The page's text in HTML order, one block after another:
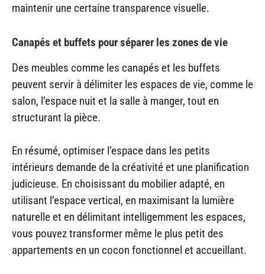
maintenir une certaine transparence visuelle.
Canapés et buffets pour séparer les zones de vie
Des meubles comme les canapés et les buffets
peuvent servir à délimiter les espaces de vie, comme le
salon, l’espace nuit et la salle à manger, tout en
structurant la pièce.
En résumé, optimiser l’espace dans les petits
intérieurs demande de la créativité et une planification
judicieuse. En choisissant du mobilier adapté, en
utilisant l’espace vertical, en maximisant la lumière
naturelle et en délimitant intelligemment les espaces,
vous pouvez transformer même le plus petit des
appartements en un cocon fonctionnel et accueillant.